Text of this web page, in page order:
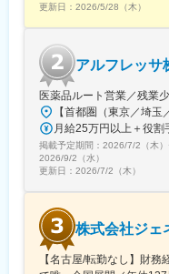
更新日： 2026/5/28（木）
アルフレッサ
医薬品ルート営業／残業
掲載予定期間： 2026/7/2（木）
2026/9/2（水）
更新日： 2026/7/2（木）
株式会社ジェ
【名古屋/転勤なし】財